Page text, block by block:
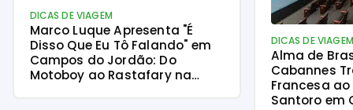
DICAS DE VIAGEM
Marco Luque Apresenta "É
Disso Que Eu Tô Falando" em
Campos do Jordão: Do
Motoboy ao Rastafary na
DICAS DE VIAGEM
Alma de
Cabannes
Francesa
Santoro em